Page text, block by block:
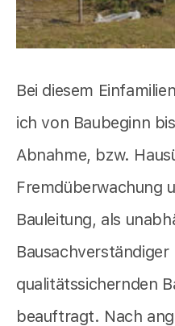
Bei diesem
ich von Baubeginn
Abnahme, bzw.
Fremdüberwachung
Bauleitung, als
qualitätssichernden
beauftragt. Nach